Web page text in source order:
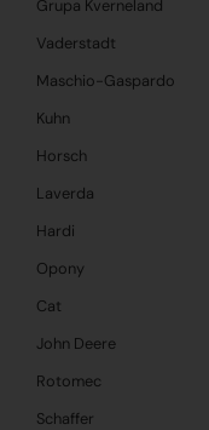
Grupa Kverneland
Vaderstadt
Maschio-Gaspardo
Kuhn
Horsch
Laverda
Hardi
Opony
Cat
John Deere
Rotomec
Schaffer